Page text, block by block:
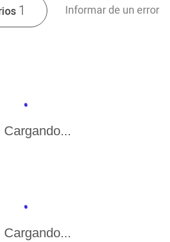
1 Informar de un error
Cargando...
Cargando...